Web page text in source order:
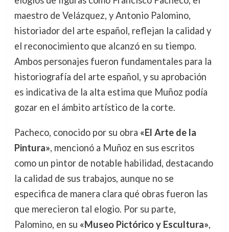
maestro de Velázquez, y Antonio Palomino,
historiador del arte español, reflejan la calidad y
el reconocimiento que alcanzó en su tiempo.
Ambos personajes fueron fundamentales para la
historiografía del arte español, y su aprobación
es indicativa de la alta estima que Muñoz podía
gozar en el ámbito artístico de la corte.
Pacheco, conocido por su obra «El Arte de la
Pintura», mencionó a Muñoz en sus escritos
como un pintor de notable habilidad, destacando
la calidad de sus trabajos, aunque no se
especifica de manera clara qué obras fueron las
que merecieron tal elogio. Por su parte,
Palomino, en su «Museo Pictórico y Escultura»,